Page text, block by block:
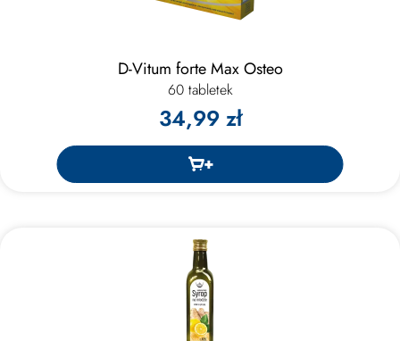
D-Vitum forte Max Osteo
60 tabletek
34,99 zł